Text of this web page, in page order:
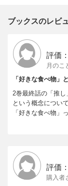
ブックスのレビ
評価：
月のこ
「好きな食べ物」
2巻最終話の「推し
という概念につい
「好きな食べ物」
くれる食べ物」も
は真実だと思いま
愛しい人を笑顔に
自分の存在を認め
評価：
購入者